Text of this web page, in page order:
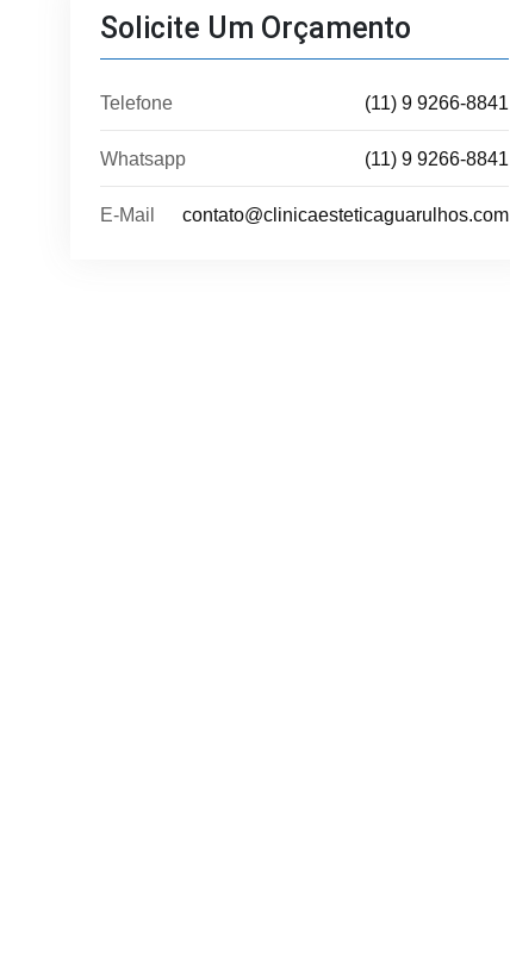
Solicite Um Orçamento
Telefone (11) 9 9266-8841
Whatsapp (11) 9 9266-8841
E-Mail contato@clinicaesteticaguarulhos.com